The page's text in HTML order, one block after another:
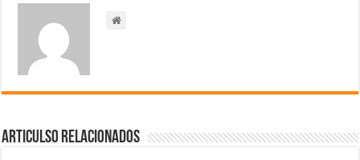
Articulso Relacionados